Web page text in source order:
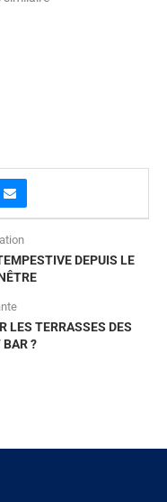
DEPUIS LE
LES TERRASSES DES
BAR ?